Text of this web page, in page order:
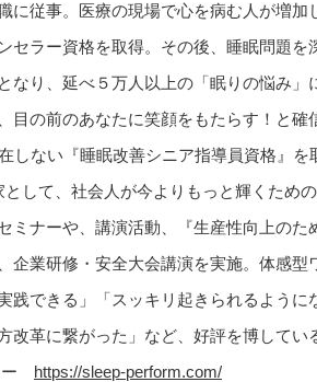
に従事。医療の現場で心を病む人が増加
セラー資格を取得。その後、睡眠問題を
なり、延べ５万人以上の「眠りの悩み」
目の前のあなたに笑顔をもたらす！と確
しない『睡眠改善シニア指導員資格』を
して、社会人が今よりもっと輝くため
ミナーや、講演活動、『生産性向上のた
企業研修・安全大会講演を実施。体感型
践できる」「スッキリ起きられるように
改革に繋がった」など、好評を博してい
ー https://sleep-perform.com/